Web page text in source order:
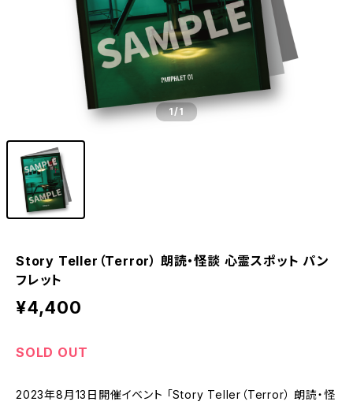
1/1
Story Teller（Terror） 朗読・怪談 心霊スポット パン
フレット
¥4,400
SOLD OUT
2023年8月13日開催イベント 「Story Teller（Terror） 朗読・怪